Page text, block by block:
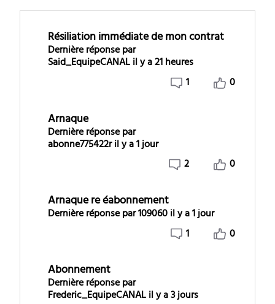
Résiliation immédiate de mon contrat
Dernière réponse par
Said_EquipeCANAL il y a 21 heures
1
0
Arnaque
Dernière réponse par
abonne775422r il y a 1 jour
2
0
Arnaque re éabonnement
Dernière réponse par109060 il y a 1 jour
1
0
Abonnement
Dernière réponse par
Frederic_EquipeCANAL il y a 3 jours